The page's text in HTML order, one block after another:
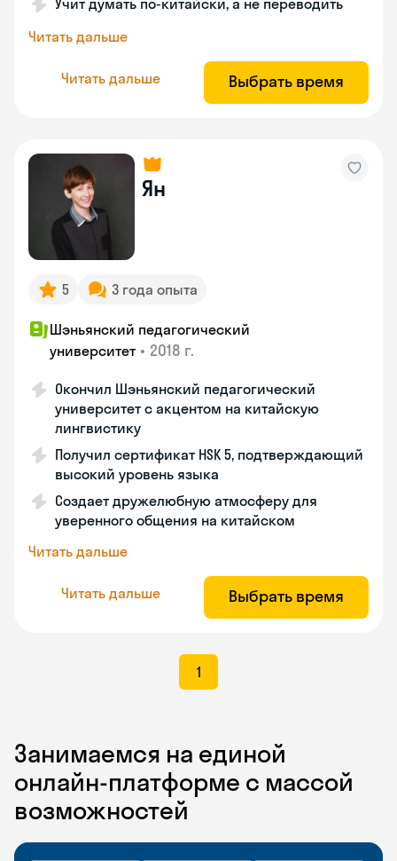
Учит думать по-китайски, а не переводить
Читать дальше
Читать дальше Выбрать время
Ян
5 3 года опыта
Шэньянский педагогический
университет • 2018 г.
Окончил Шэньянский педагогический
университет с акцентом на китайскую
лингвистику
Получил сертификат HSK 5, подтверждающий
высокий уровень языка
Создает дружелюбную атмосферу для
уверенного общения на китайском
Читать дальше
Читать дальше Выбрать время
1
Занимаемся на единой
онлайн-платформе с массой
возможностей